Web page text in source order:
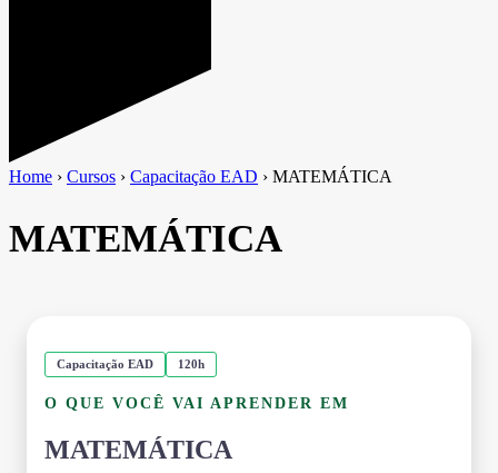
Home › Cursos › Capacitação EAD › MATEMÁTICA
MATEMÁTICA
Capacitação EAD 120h
O QUE VOCÊ VAI APRENDER EM
MATEMÁTICA